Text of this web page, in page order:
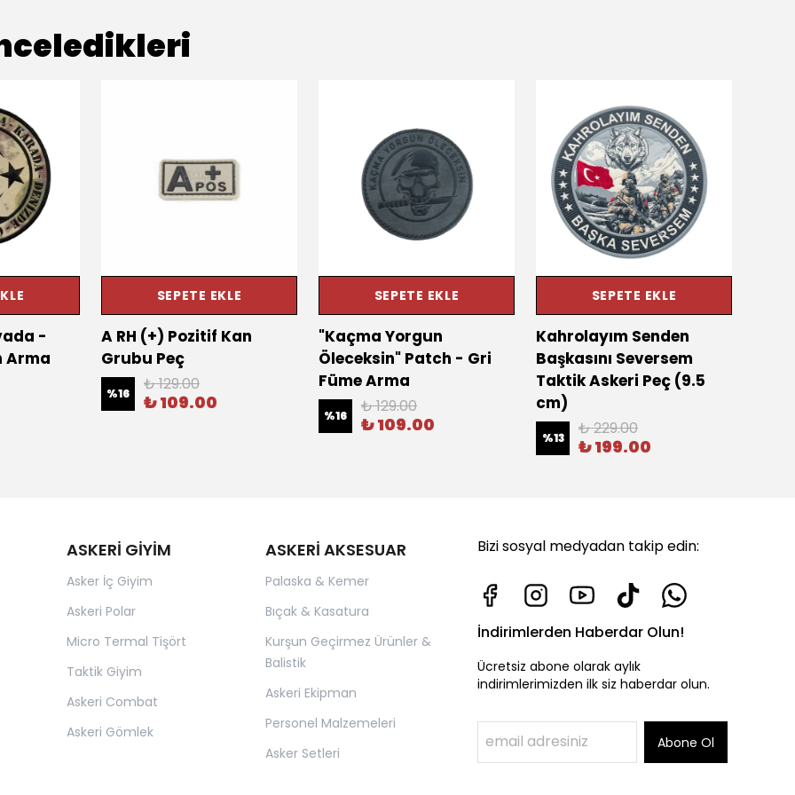
-
Arma
SEPETE EKLE
A RH (+) Pozitif Kan
Grubu Peç
%16 ₺ 129.00
₺ 109.00
SEPETE EKLE
"Kaçma Yorgun
Öleceksin" Patch - Gri
Füme Arma
%16 ₺ 129.00
₺ 109.00
SEPETE EKLE
Kahrolayım Senden
Başkasını Seversem
Taktik Askeri Peç (9.5
cm)
%13 ₺ 229.00
₺ 199.00
ASKERİ GİYİM
Asker İç Giyim
Askeri Polar
Micro Termal Tişört
Taktik Giyim
Askeri Combat
Askeri Gömlek
ASKERİ AKSESUAR
Palaska & Kemer
Bıçak & Kasatura
Kurşun Geçirmez Ürünler &
Balistik
Askeri Ekipman
Personel Malzemeleri
Asker Setleri
Bizi sosyal medyadan takip edin:
İndirimlerden Haberdar Olun!
Ücretsiz abone olarak aylık
indirimlerimizden ilk siz haberdar olun.
Abone Ol